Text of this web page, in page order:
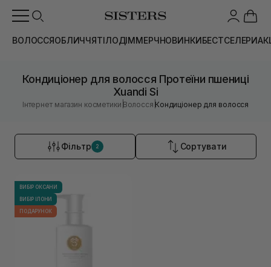
ВОЛОССЯОБЛИЧЧЯТІЛОДІММЕРЧНОВИНКИБЕСТСЕЛЕРИ
Кондиціонер для волосся Протеїни пшениці
Xuandi Si
Інтернет магазин косметики |Волосся |Кондиціонер для волосся
Фільтр 2 Сортувати
ВИБІР ОКСАНИ
ВИБІР ІЛОНИ
ПОДАРУНОК